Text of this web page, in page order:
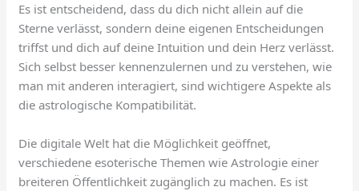
Es ist entscheidend, dass du dich nicht allein auf die
Sterne verlässt, sondern deine eigenen Entscheidungen
triffst und dich auf deine Intuition und dein Herz verlässt.
Sich selbst besser kennenzulernen und zu verstehen, wie
man mit anderen interagiert, sind wichtigere Aspekte als
die astrologische Kompatibilität.
Die digitale Welt hat die Möglichkeit geöffnet,
verschiedene esoterische Themen wie Astrologie einer
breiteren Öffentlichkeit zugänglich zu machen. Es ist